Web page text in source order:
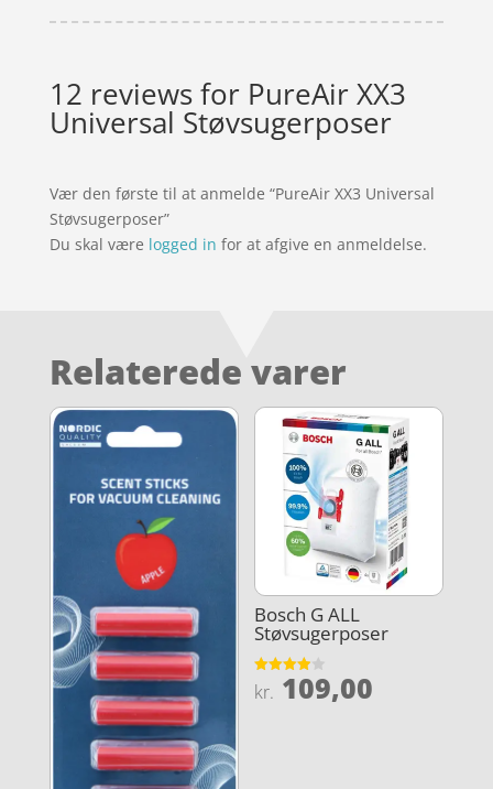
12 reviews for PureAir XX3
Universal Støvsugerposer
Vær den første til at anmelde “PureAir XX3 Universal
Støvsugerposer”
Du skal være logged in for at afgive en anmeldelse.
Relaterede varer
Bosch G ALL
Støvsugerposer
Vurderet
3.9
kr. 109,00